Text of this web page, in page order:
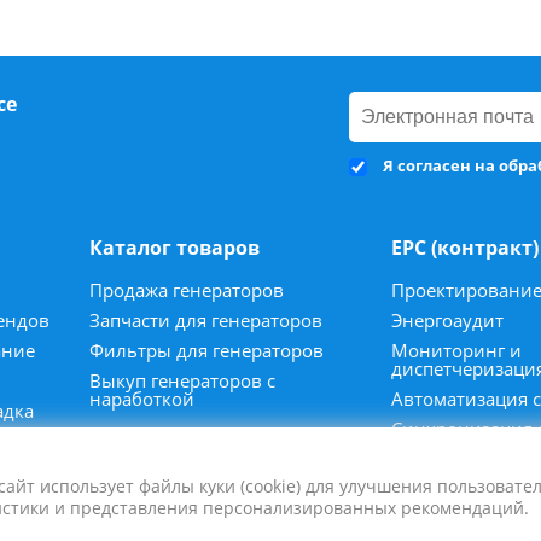
Я согласен на
Каталог товаров
Продажа генераторов
Запчасти для генераторов
Фильтры для генераторов
Выкуп генераторов с
наработкой
ЕРС (контракт)
Проектирование
Энергоаудит
Мониторинг и
Автоматизация
Синхронизация
использует файлы куки (cookie) для улучшения
и представления персонализированных рекомендаций.